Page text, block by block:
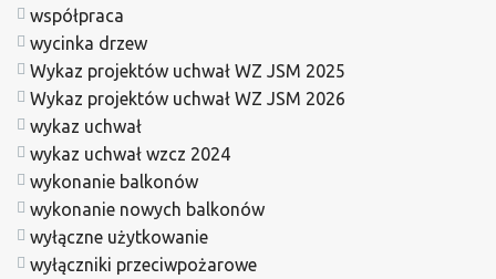
współpraca
wycinka drzew
Wykaz projektów uchwał WZ JSM 2025
Wykaz projektów uchwał WZ JSM 2026
wykaz uchwał
wykaz uchwał wzcz 2024
wykonanie balkonów
wykonanie nowych balkonów
wyłączne użytkowanie
wyłączniki przeciwpożarowe